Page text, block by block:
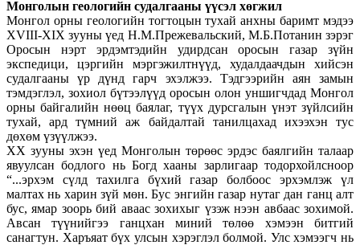
Монголын геологийн судалгааны үүсэл хөгжил
Монгол орны геологийн тогтоцын тухай анхны баримт мэдээ
XVIII-XIX зууны үед Н.М.Прежевальский, М.Б.Потанин зэрэг
Оросын нэрт эрдэмтэдийн удирдсан оросын газар зүйн
экспедици, цэргийн мэргэжилтнүүд, худалдаачдын хийсэн
судалгааны үр дүнд гарч эхэлжээ. Тэдгээрийн аян замын
тэмдэглэл, зохиол бүтээлүүд оросын олон уншигчдад Монгол
орны байгалийн нөөц баялаг, түүх дурсгалын үнэт зүйлсийн
тухай, ард түмний аж байдалтай танилцахад ихээхэн тус
дөхөм үзүүлжээ.
XX зууны эхэн үед Монголын төрөөс эрдэс баялгийн талаар
явуулсан бодлого нь Богд хааны зарлигаар тодорхойлсноор
“...эрхэм сүлд тахилга бүхий газар болбоос эрхэмлэж үл
малтах нь харин зүй мөн. Бус энгийн газар нутаг дан ганц алт
бус, ямар зоорь бий аваас зохихыг үзэж нээн авбаас зохимой.
Авсан түүнийгээ ганцхан миний төлөө хэмээн битгий
санагтун. Харъяат бүх улсын хэрэглэл болмой. Улс хэмээгч нь